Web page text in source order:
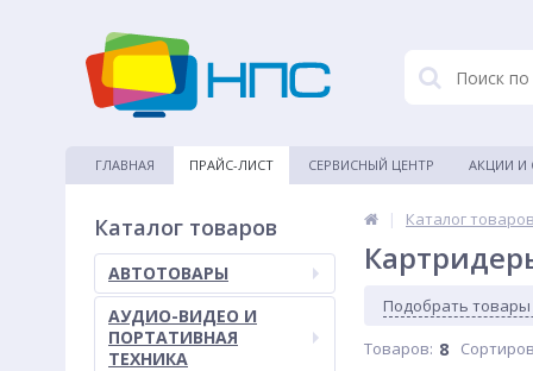
ГЛАВНАЯ ПРАЙС-ЛИСТ СЕРВИСНЫЙ ЦЕНТР АКЦИИ И
Каталог товаров
АВТОТОВАРЫ
АУДИО-ВИДЕО И
ПОРТАТИВНАЯ
ТЕХНИКА
| Каталог товаров
Подобрать
Товаров: 8